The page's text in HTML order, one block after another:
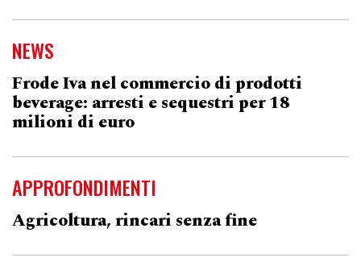
NEWS
Frode Iva nel commercio di prodotti
beverage: arresti e sequestri per 18
milioni di euro
APPROFONDIMENTI
Agricoltura, rincari senza fine